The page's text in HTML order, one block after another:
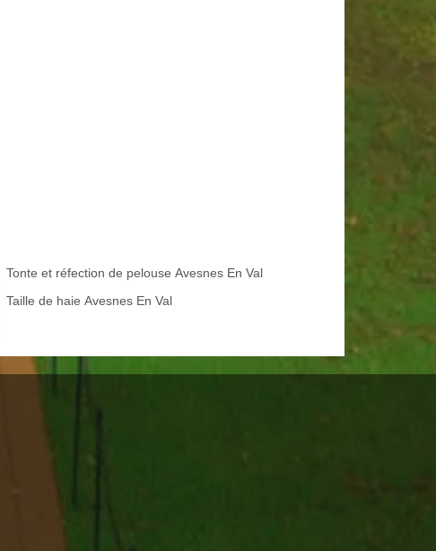
Tonte et réfection de pelouse Avesnes En Val
Taille de haie Avesnes En Val